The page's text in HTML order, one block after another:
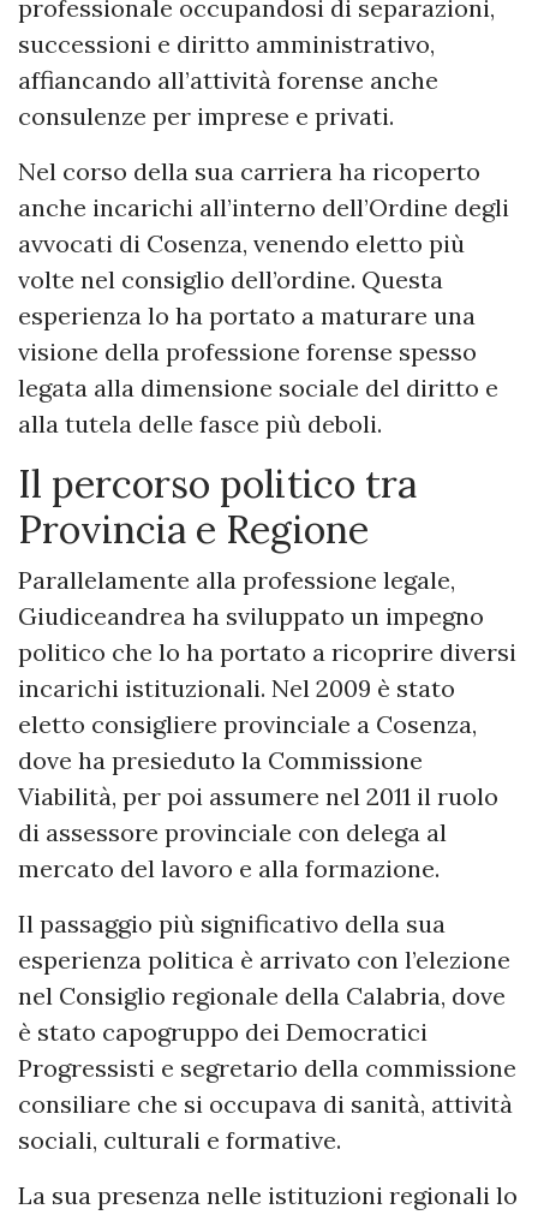
professionale occupandosi di separazioni,
successioni e diritto amministrativo,
affiancando all’attività forense anche
consulenze per imprese e privati.
Nel corso della sua carriera ha ricoperto
anche incarichi all’interno dell’Ordine degli
avvocati di Cosenza, venendo eletto più
volte nel consiglio dell’ordine. Questa
esperienza lo ha portato a maturare una
visione della professione forense spesso
legata alla dimensione sociale del diritto e
alla tutela delle fasce più deboli.
Il percorso politico tra
Provincia e Regione
Parallelamente alla professione legale,
Giudiceandrea ha sviluppato un impegno
politico che lo ha portato a ricoprire diversi
incarichi istituzionali. Nel 2009 è stato
eletto consigliere provinciale a Cosenza,
dove ha presieduto la Commissione
Viabilità, per poi assumere nel 2011 il ruolo
di assessore provinciale con delega al
mercato del lavoro e alla formazione.
Il passaggio più significativo della sua
esperienza politica è arrivato con l’elezione
nel Consiglio regionale della Calabria, dove
è stato capogruppo dei Democratici
Progressisti e segretario della commissione
consiliare che si occupava di sanità, attività
sociali, culturali e formative.
La sua presenza nelle istituzioni regionali lo